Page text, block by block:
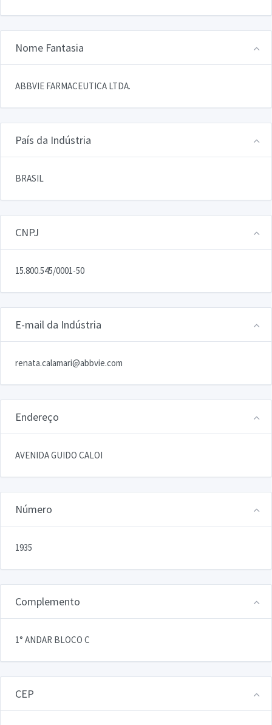
Nome Fantasia
ABBVIE FARMACEUTICA LTDA.
País da Indústria
BRASIL
CNPJ
15.800.545/0001-50
E-mail da Indústria
renata.calamari@abbvie.com
Endereço
AVENIDA GUIDO CALOI
Número
1935
Complemento
1° ANDAR BLOCO C
CEP